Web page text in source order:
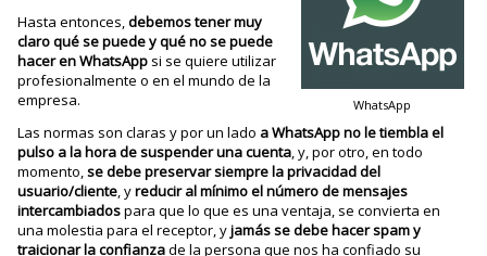
WhatsApp
Hasta entonces,debemos tener muy
claro qué se puede y qué no se puede
hacer en WhatsApp si se quiere utilizar
profesionalmente o en el mundo de la
empresa.
Las normas son claras y por un lado a WhatsApp no le tiembla el
pulso a la hora de suspender una cuenta, y, por otro, en todo
momento,se debe preservar siempre la privacidad del
usuario/cliente, yreducir al mínimo el número de mensajes
intercambiadospara que lo que es una ventaja, se convierta en
una molestia para el receptor, yjamás se debe hacer spam y
traicionar la confianzade la persona que nos ha confiado su